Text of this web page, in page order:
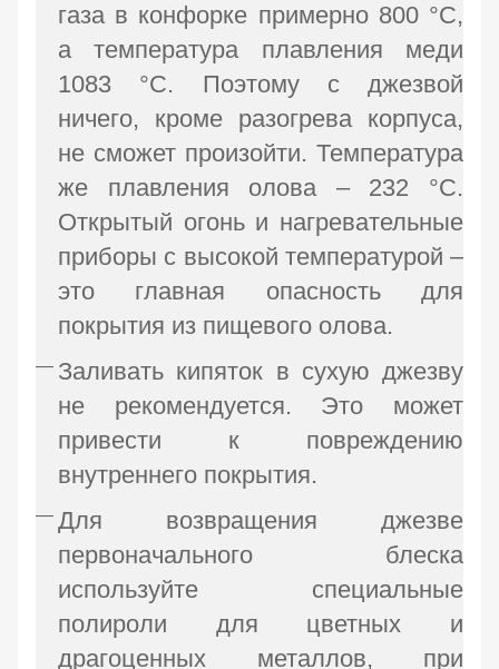
газа в конфорке примерно 800 °C,
а температура плавления меди
1083 °C. Поэтому с джезвой
ничего, кроме разогрева корпуса,
не сможет произойти. Температура
же плавления олова – 232 °C.
Открытый огонь и нагревательные
приборы с высокой температурой –
это главная опасность для
покрытия из пищевого олова.
Заливать кипяток в сухую джезву
не рекомендуется. Это может
привести к повреждению
внутреннего покрытия.
Для возвращения джезве
первоначального блеска
используйте специальные
полироли для цветных и
драгоценных металлов, при